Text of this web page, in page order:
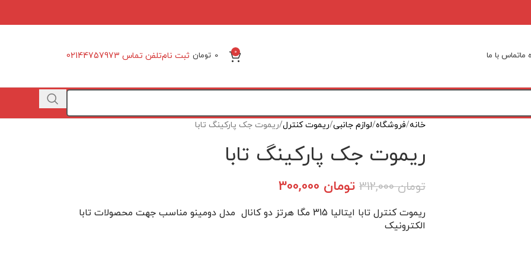
ماتماس با ما 0 تومان ثبت نامتلفن تماس 02144757973
خانه فروشگاه لوازم جانبی ریموت کنترل ریموت جک پارکینگ تابا
ریموت جک پارکینگ تابا
تومان312,000 تومان
ریموت کنترل تابا ایتالیا 315 مگا هرتز دو کانال مدل دومینو مناسب جهت محصولات تابا
الکترونیک